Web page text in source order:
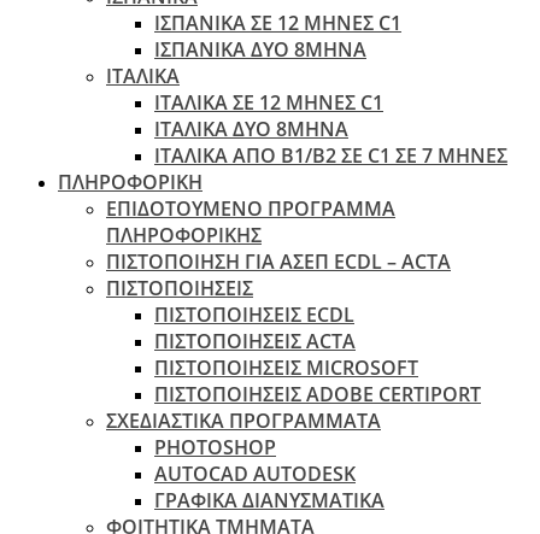
ΙΣΠΑΝΙΚΑ ΣΕ 12 ΜΗΝΕΣ C1
ΙΣΠΑΝΙΚΑ ΔΥΟ 8ΜΗΝΑ
ΙΤΑΛΙΚΑ
ΙΤΑΛΙΚΑ ΣΕ 12 ΜΗΝΕΣ C1
ΙΤΑΛΙΚΑ ΔΥΟ 8ΜΗΝΑ
ΙΤΑΛΙΚΑ ΑΠΌ B1/B2 ΣΕ C1 ΣΕ 7 ΜΉΝΕΣ
ΠΛΗΡΟΦΟΡΙΚΗ
ΕΠΙΔΟΤΟΥΜΕΝΟ ΠΡΟΓΡΑΜΜΑ
ΠΛΗΡΟΦΟΡΙΚΗΣ
ΠIΣΤΟΠΟΙΗΣΗ ΓΙΑ ΑΣΕΠ ECDL – ACTA
ΠΙΣΤΟΠΟΙΗΣΕΙΣ
ΠΙΣΤΟΠΟΙΗΣΕΙΣ ECDL
ΠΙΣΤΟΠΟΙΗΣΕΙΣ ACTA
ΠΙΣΤΟΠΟΙΗΣΕΙΣ MICROSOFT
ΠΙΣΤΟΠΟΙΗΣΕΙΣ ADOBE CERTIPORT
ΣΧΕΔΙΑΣΤΙΚΑ ΠΡΟΓΡΑΜΜΑΤΑ
PHOTOSHOP
AUTOCAD AUTODESK
ΓΡΑΦΙΚΑ ΔΙΑΝΥΣΜΑΤΙΚΑ
ΦΟΙΤΗΤΙΚΑ ΤΜΗΜΑΤΑ